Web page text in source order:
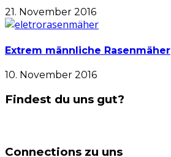
21. November 2016
Extrem männliche Rasenmäher
10. November 2016
Findest du uns gut?
Connections zu uns